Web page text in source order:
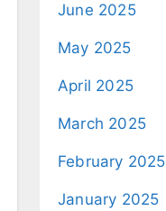
June 2025
May 2025
April 2025
March 2025
February 2025
January 2025